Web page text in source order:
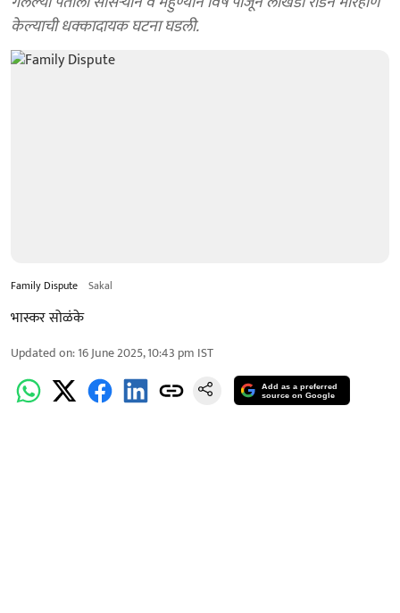
केल्याची धक्कादायक घटना घडली.
Family Dispute Sakal
भास्कर सोळंके
Updated on:16 June 2025, 10:43 pm IST
Add as a preferred
source on Google